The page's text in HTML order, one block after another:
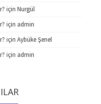
için Nurgül
için admin
için Aybüke Şenel
için admin